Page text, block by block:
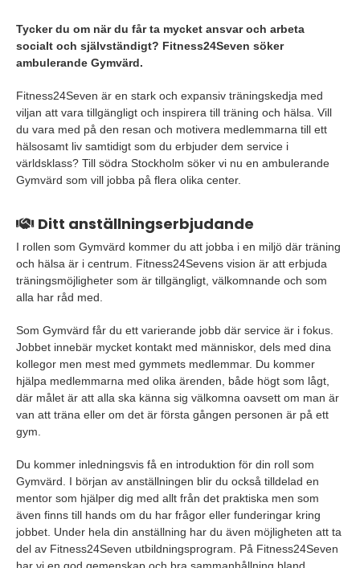
Tycker du om när du får ta mycket ansvar och arbeta
socialt och självständigt? Fitness24Seven söker
ambulerande Gymvärd.
Fitness24Seven är en stark och expansiv träningskedja med
viljan att vara tillgängligt och inspirera till träning och hälsa. Vill
du vara med på den resan och motivera medlemmarna till ett
hälsosamt liv samtidigt som du erbjuder dem service i
världsklass? Till södra Stockholm söker vi nu en ambulerande
Gymvärd som vill jobba på flera olika center.
Ditt anställningserbjudande
I rollen som Gymvärd kommer du att jobba i en miljö där träning
och hälsa är i centrum. Fitness24Sevens vision är att erbjuda
träningsmöjligheter som är tillgängligt, välkomnande och som
alla har råd med.
Som Gymvärd får du ett varierande jobb där service är i fokus.
Jobbet innebär mycket kontakt med människor, dels med dina
kollegor men mest med gymmets medlemmar. Du kommer
hjälpa medlemmarna med olika ärenden, både högt som lågt,
där målet är att alla ska känna sig välkomna oavsett om man är
van att träna eller om det är första gången personen är på ett
gym.
Du kommer inledningsvis få en introduktion för din roll som
Gymvärd. I början av anställningen blir du också tilldelad en
mentor som hjälper dig med allt från det praktiska men som
även finns till hands om du har frågor eller funderingar kring
jobbet. Under hela din anställning har du även möjligheten att ta
del av Fitness24Seven utbildningsprogram. På Fitness24Seven